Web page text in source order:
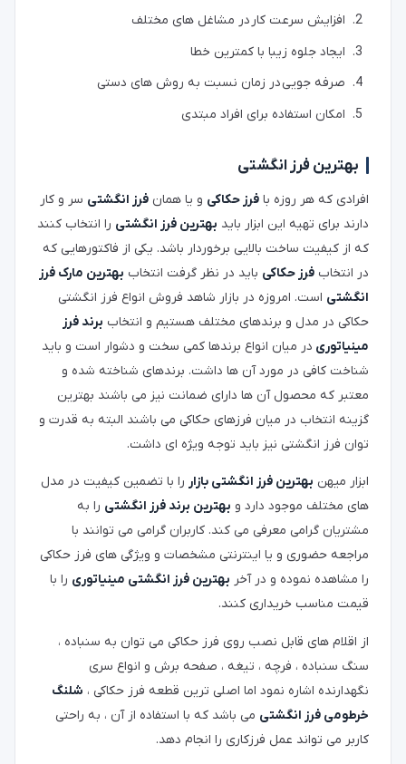
افزایش سرعت کار در مشاغل های مختلف
ایجاد جلوه زیبا با کمترین خطا
صرفه جویی در زمان نسبت به روش های دستی
امکان استفاده برای افراد مبتدی
بهترین فرز انگشتی
افرادی که هر روزه با فرز حکاکی و یا همان فرز انگشتی سر و کار
دارند برای تهیه این ابزار باید بهترین فرز انگشتی را انتخاب کنند
که از کیفیت ساخت بالایی برخوردار باشد. یکی از فاکتورهایی که
در انتخاب فرز حکاکی باید در نظر گرفت انتخاب بهترین مارک فرز
انگشتی است. امروزه در بازار شاهد فروش انواع فرز انگشتی
حکاکی در مدل و برندهای مختلف هستیم و انتخاب برند فرز
مینیاتوری در میان انواع برندها کمی سخت و دشوار است و باید
شناخت کافی در مورد آن ها داشت. برندهای شناخته شده و
معتبر که محصول آن ها دارای ضمانت نیز می باشند بهترین
گزینه انتخاب در میان فرزهای حکاکی می باشند البته به قدرت و
توان فرز انگشتی نیز باید توجه ویژه ای داشت.
ابزار میهن بهترین فرز انگشتی بازار را با تضمین کیفیت در مدل
های مختلف موجود دارد و بهترین برند فرز انگشتی را به
مشتریان گرامی معرفی می کند. کاربران گرامی می توانند با
مراجعه حضوری و یا اینترنتی مشخصات و ویژگی های فرز حکاکی
را مشاهده نموده و در آخر بهترین فرز انگشتی مینیاتوری را با
قیمت مناسب خریداری کنند.
از اقلام های قابل نصب روی فرز حکاکی می توان به سنباده ،
سنگ سنباده ، فرچه ، تیغه ، صفحه برش و انواع سری
نگهدارنده اشاره نمود اما اصلی ترین قطعه فرز حکاکی ، شلنگ
خرطومی فرز انگشتی می باشد که با استفاده از آن ، به راحتی
کاربر می تواند عمل فرزکاری را انجام دهد.